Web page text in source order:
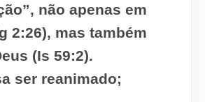
não apenas em
2:26), mas também
(Is 59:2).
ser reanimado;